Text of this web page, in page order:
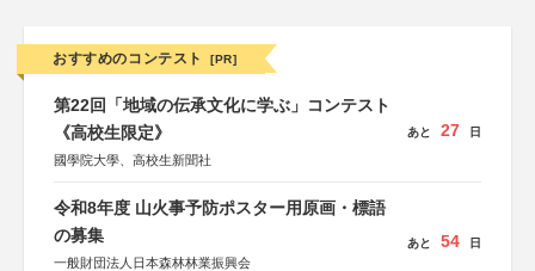
おすすめのコンテスト [PR]
第22回「地域の伝承文化に学ぶ」コンテスト
《高校生限定》
國學院大學、高校生新聞社
あと 27 日
令和8年度 山火事予防ポスター用原画・標語
の募集
一般財団法人日本森林林業振興会
あと 54 日